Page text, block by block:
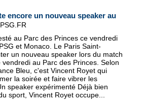
encore un nouveau speaker au
au Parc des Princes ce vendredi
et Monaco. Le Paris Saint-
un nouveau speaker lors du match
au Parc des Princes. Selon
Bleu, c'est Vincent Royet qui
la soirée et faire vibrer les
speaker expérimenté Déjà bien
sport, Vincent Royet occupe...